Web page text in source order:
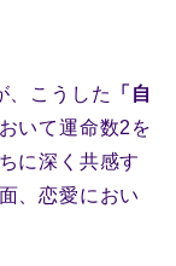
、こうした
「自
いて運命数2を
に深く共感す
、恋愛におい